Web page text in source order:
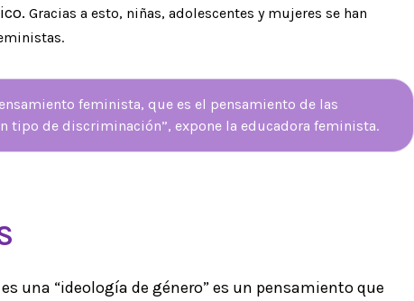
Gracias a esto, niñas, adolescentes y mujeres se han
feminista, que es el pensamiento de las
tipo de discriminación”, expone la educadora feminista.
una “ideología de género” es un pensamiento que